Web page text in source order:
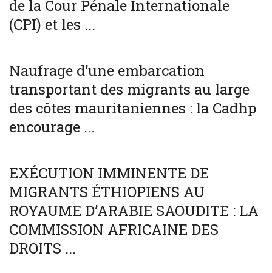
de la Cour Pénale Internationale
(CPI) et les ...
Naufrage d’une embarcation
transportant des migrants au large
des côtes mauritaniennes : la Cadhp
encourage ...
SOCIÉTÉ
EXÉCUTION IMMINENTE DE
MIGRANTS ÉTHIOPIENS AU
ROYAUME D’ARABIE SAOUDITE : LA
COMMISSION AFRICAINE DES
DROITS ...